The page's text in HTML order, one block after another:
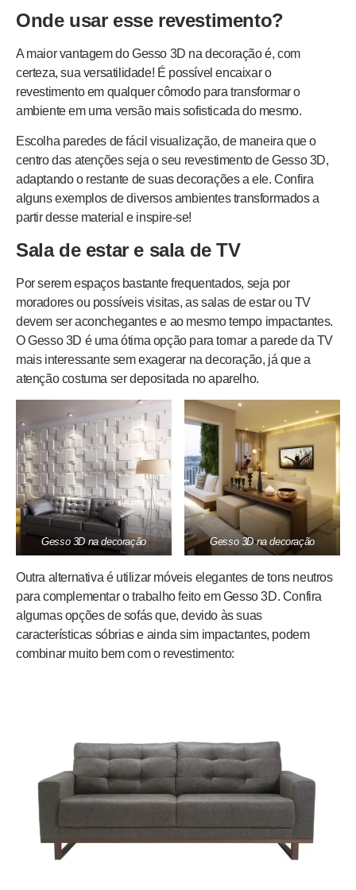
Onde usar esse revestimento?
A maior vantagem do Gesso 3D na decoração é, com
certeza, sua versatilidade! É possível encaixar o
revestimento em qualquer cômodo para transformar o
ambiente em uma versão mais sofisticada do mesmo.
Escolha paredes de fácil visualização, de maneira que o
centro das atenções seja o seu revestimento de Gesso 3D,
adaptando o restante de suas decorações a ele. Confira
alguns exemplos de diversos ambientes transformados a
partir desse material e inspire-se!
Sala de estar e sala de TV
Por serem espaços bastante frequentados, seja por
moradores ou possíveis visitas, as salas de estar ou TV
devem ser aconchegantes e ao mesmo tempo impactantes.
O Gesso 3D é uma ótima opção para tornar a parede da TV
mais interessante sem exagerar na decoração, já que a
atenção costuma ser depositada no aparelho.
Gesso 3D na decoração Gesso 3D na decoração
Outra alternativa é utilizar móveis elegantes de tons neutros
para complementar o trabalho feito em Gesso 3D. Confira
algumas opções de sofás que, devido às suas
características sóbrias e ainda sim impactantes, podem
combinar muito bem com o revestimento: